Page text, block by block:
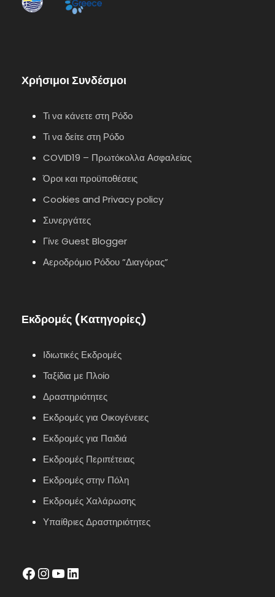
Χρήσιμοι Συνδέσμοι
Τι να κάνετε στη Ρόδο
Τι να δείτε στη Ρόδο
COVID19 – Πρωτόκολλα Ασφαλείας
Όροι και προϋποθέσεις
Cookies and Privacy policy
Συνεργάτες
Γίνε Guest Blogger
Αεροδρόμιο Ρόδου ”Διαγόρας”
Εκδρομές (Κατηγορίες)
Ιδιωτικές Εκδρομές
Ταξίδια με Πλοίο
Δραστηριότητες
Εκδρομές για Οικογένειες
Εκδρομές για Παιδιά
Εκδρομές Περιπέτειας
Εκδρομές στην Πόλη
Εκδρομές Χαλάρωσης
Υπαίθριες Δραστηριότητες
facebook InstagramYouTube LinkedIn